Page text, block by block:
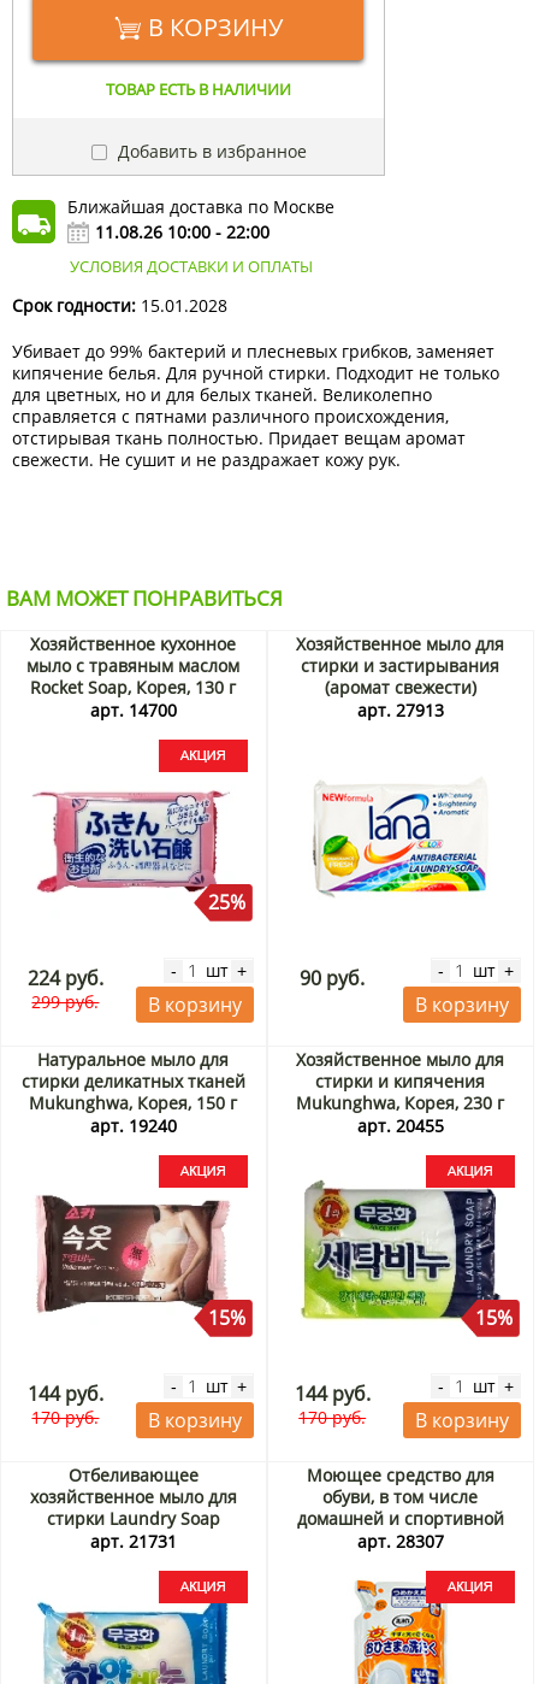
В КОРЗИНУ
ТОВАР ЕСТЬ В НАЛИЧИИ
Добавить в избранное
Ближайшая доставка по Москве
11.08.26 10:00 - 22:00
УСЛОВИЯ ДОСТАВКИ И ОПЛАТЫ
Срок годности: 15.01.2028
Убивает до 99% бактерий и плесневых грибков, заменяет
кипячение белья. Для ручной стирки. Подходит не только
для цветных, но и для белых тканей. Великолепно
справляется с пятнами различного происхождения,
отстирывая ткань полностью. Придает вещам аромат
свежести. Не сушит и не раздражает кожу рук.
ВАМ МОЖЕТ ПОНРАВИТЬСЯ
Хозяйственное кухонное
мыло с травяным маслом
Rocket Soap, Корея, 130 г
Акция
арт. 14700
25%
224 руб.
299 руб.
- шт +
В корзину
Хозяйственное мыло для
стирки и застирывания
(аромат свежести)
Лана/Lana, Китай, 255 г
арт. 27913
90 руб. - шт +
В корзину
Натуральное мыло для
стирки деликатных тканей
Mukunghwa, Корея, 150 г
Акция
арт. 19240
15%
144 руб.
170 руб.
- шт +
В корзину
Хозяйственное мыло для
стирки и кипячения
Mukunghwa, Корея, 230 г
Акция
арт. 20455
15%
144 руб.
170 руб.
- шт +
В корзину
Отбеливающее
хозяйственное мыло для
стирки Laundry Soap
Mukunghwa, Корея, 230 г
арт. 21731
Моющее средство для
обуви, в том числе
домашней и спортивной
(сменная упаковка) Эс Ти /
арт. 28307